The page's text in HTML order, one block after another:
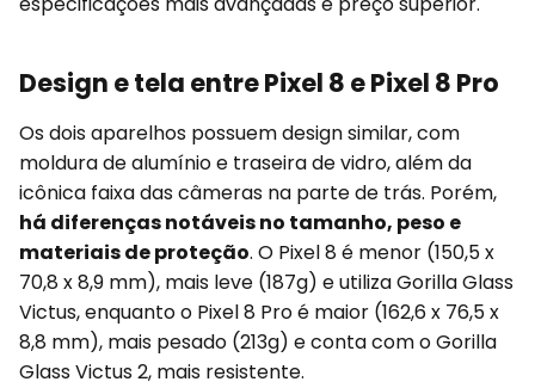
Design e tela entre Pixel 8 e Pixel 8 Pro
Os dois aparelhos possuem design similar, com
moldura de alumínio e traseira de vidro, além da
icônica faixa das câmeras na parte de trás. Porém,
há diferenças notáveis no tamanho, peso e
materiais de proteção. O Pixel 8 é menor (150,5 x
70,8 x 8,9 mm), mais leve (187g) e utiliza Gorilla Glass
Victus, enquanto o Pixel 8 Pro é maior (162,6 x 76,5 x
8,8 mm), mais pesado (213g) e conta com o Gorilla
Glass Victus 2, mais resistente.